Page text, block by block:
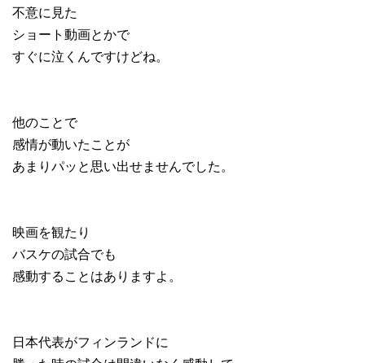
不意に見た
ショート動画とかで
すぐに泣くんですけどね。
他のことで
感情が動いたことが
あまりパッと思い出せませんでした。
映画を観たり
バスケの試合でも
感動することはありますよ。
日本代表がフィンランドに